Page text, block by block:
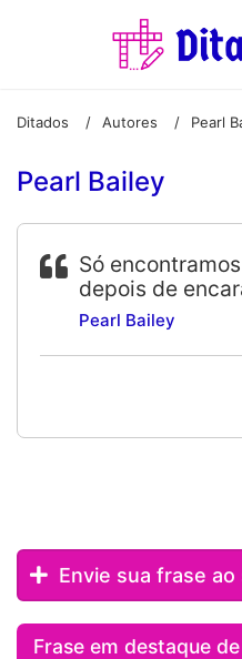
Ditados / Autores / Pearl
Pearl Bailey
Só
depois de
Pearl Bailey
Envie sua frase ao
Frase em destaque